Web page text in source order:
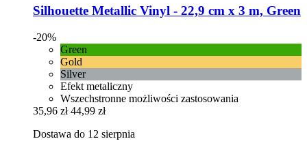
Silhouette Metallic Vinyl -​ 22,9 cm x 3 m, Green
-20%
Green
Gold
Silver
Efekt metaliczny
Wszechstronne możliwości zastosowania
35,96 zł 44,99 zł
Dostawa do 12 sierpnia